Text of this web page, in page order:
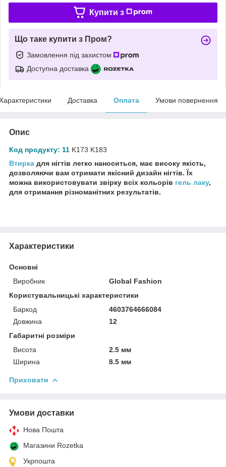
Купити з
Що таке купити з Пром?
Замовлення під захистом
Доступна доставка
Доставка Оплата Умови повернення
Опис
Код продукту: 11 K173 K183
Втирка для нігтів легко наноситься, має високу якість,
дозволяючи вам отримати якісний дизайн нігтів. Їх
можна використовувати звірку всіх кольорів гель лаку,
для отримання різноманітних результатів.
Характеристики
Основні
Виробник
Global Fashion
Користувальницькі характеристики
Баркод
4603764666084
Довжина
12
Габаритні розміри
Висота
2.5 мм
Ширина
8.5 мм
Приховати
Умови доставки
Нова Пошта
Магазини Rozetka
Укрпошта